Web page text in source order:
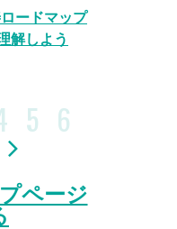
ードマップ
解しよう
5 6

ページ